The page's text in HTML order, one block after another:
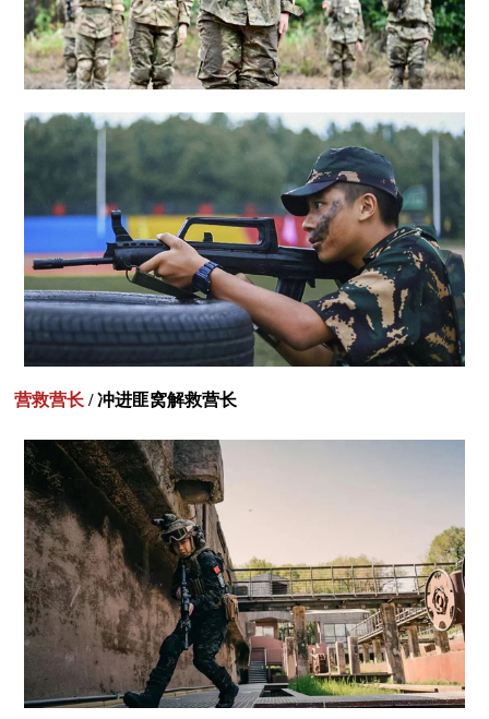
营救营长 / 冲进匪窝解救营长